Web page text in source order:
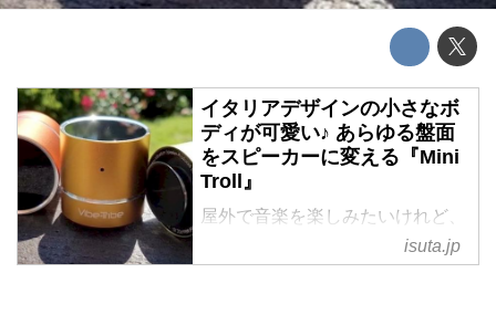
イタリアデザインの小さなボ
ディが可愛い♪ あらゆる盤面
をスピーカーに変える『Mini
Troll』
屋外で音楽を楽しみたいけれど、
バッテリー内蔵のBluetoothスピ
ーカーを持ち歩くのはちょっ
isuta.jp